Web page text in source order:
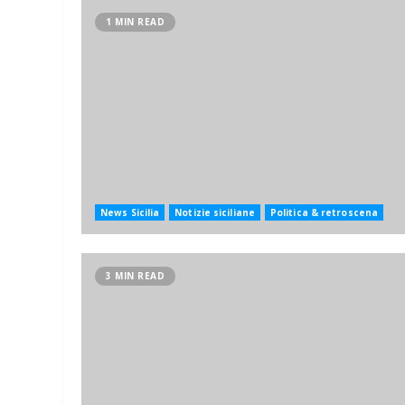
1 MIN READ
News Sicilia Notizie siciliane Politica & retroscena
3 MIN READ